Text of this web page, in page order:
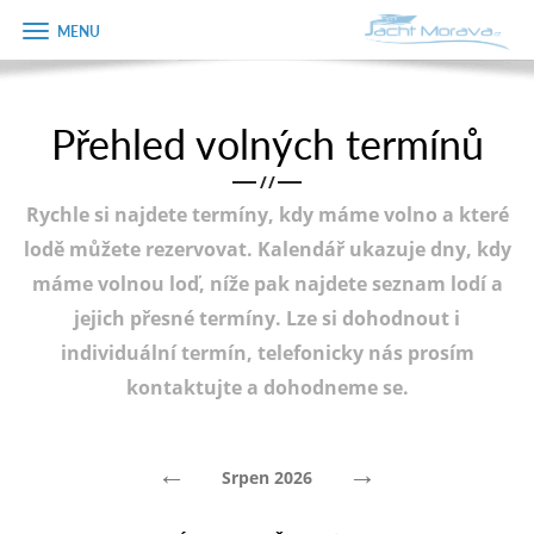
Úvodní strana
Plán plavby
Tipy na výlet
Fotogalerie
Zobrazit
menu
Přehled volných termínů
/ /
Rychle si najdete termíny, kdy máme volno a které
lodě můžete rezervovat. Kalendář ukazuje dny, kdy
máme volnou loď, níže pak najdete seznam lodí a
jejich přesné termíny. Lze si dohodnout i
individuální termín, telefonicky nás prosím
kontaktujte a dohodneme se.
← Srpen 2026 →
Objednávka
dárkového
Jméno
Telefon
E-mail